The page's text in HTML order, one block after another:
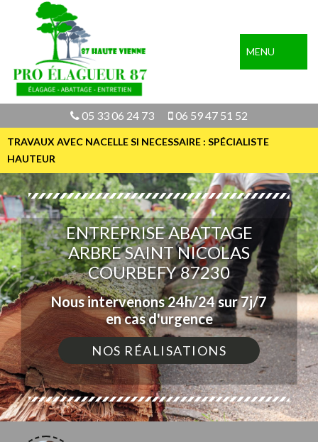
MENU
05 33 06 24 73 06 59 47 51 52
TRAVAUX AVEC NACELLE SI NECESSAIRE : SPÉCIALISTE
HAUTEUR
ENTREPRISE ABATTAGE
ARBRE SAINT NICOLAS
COURBEFY 87230
Nous intervenons 24h/24 sur 7j/7
en cas d'urgence
NOS RÉALISATIONS